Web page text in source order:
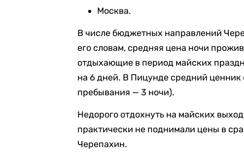
Москва.
В числе бюджетных направлений
его словам, средняя цена ночи
отдыхающие в период майских
на 6 дней. В Пицунде средний
пребывания — 3 ночи).
Недорого отдохнуть на майских
практически не поднимали цены в
Черепахин.